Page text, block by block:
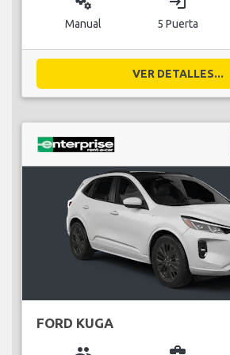
Manual 5 Puerta
VER DETALLES...
FORD KUGA